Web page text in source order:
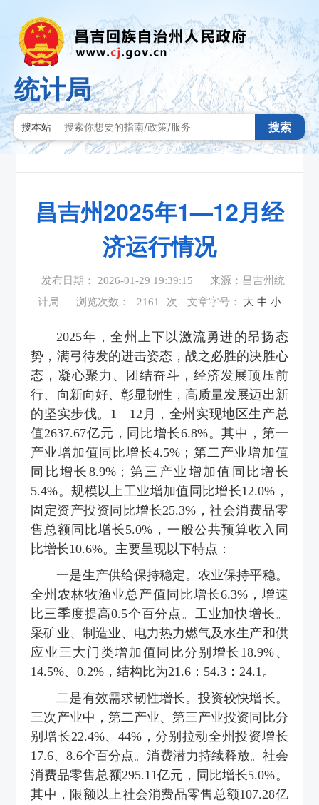
统计局
搜本站 搜索
昌吉州2025年1—12月经
济运行情况
发布日期： 2026-01-29 19:39:15
来源：昌吉州统
计局
浏览次数： 2161 次 文章字号： 大 中 小
2025年，全州上下以激流勇进的昂扬态
势，满弓待发的进击姿态，战之必胜的决胜心
态，凝心聚力、团结奋斗，经济发展顶压前
行、向新向好、彰显韧性，高质量发展迈出新
的坚实步伐。1—12月，全州实现地区生产总
值2637.67亿元，同比增长6.8%。其中，第一
产业增加值同比增长4.5%；第二产业增加值
同比增长8.9%；第三产业增加值同比增长
5.4%。规模以上工业增加值同比增长12.0%，
固定资产投资同比增长25.3%，社会消费品零
售总额同比增长5.0%，一般公共预算收入同
比增长10.6%。主要呈现以下特点：
一是生产供给保持稳定。农业保持平稳。
全州农林牧渔业总产值同比增长6.3%，增速
比三季度提高0.5个百分点。工业加快增长。
采矿业、制造业、电力热力燃气及水生产和供
应业三大门类增加值同比分别增长18.9%、
14.5%、0.2%，结构比为21.6：54.3：24.1。
二是有效需求韧性增长。投资较快增长。
三次产业中，第二产业、第三产业投资同比分
别增长22.4%、44%，分别拉动全州投资增长
17.6、8.6个百分点。消费潜力持续释放。社会
消费品零售总额295.11亿元，同比增长5.0%。
其中，限额以上社会消费品零售总额107.28亿